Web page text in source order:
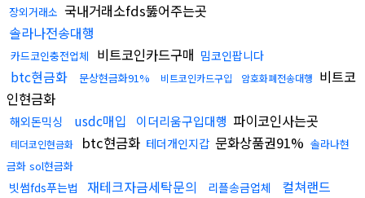
장외거래소 국내거래소fds뚫어주는곳
솔라나전송대행
카드코인충전업체 비트코인카드구매 밈코인팝니다
btc현금화 문상현금화91% 비트코인카드구입 암호화폐전송대행 비트코
인현금화
해외돈믹싱 usdc매입 이더리움구입대행 파이코인사는곳
테더코인현금화 btc현금화 테더개인지갑 문화상품권91% 솔라나현
금화 sol현금화
빗썸fds푸는법 재테크자금세탁문의 리플송금업체
컬쳐랜드